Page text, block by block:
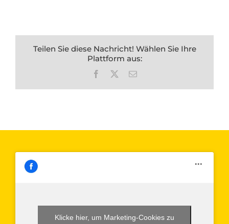
Teilen Sie diese Nachricht! Wählen Sie Ihre
Plattform aus:
Facebook
E-
Klicke hier, um Marketing-Cookies zu